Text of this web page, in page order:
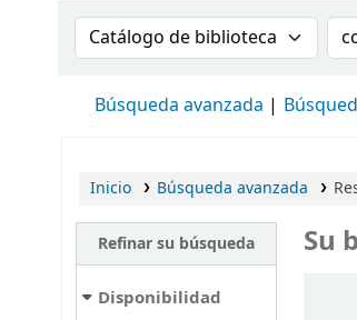
Buscar en el catálogo por:
Búsqueda avanzada
Inicio Búsqueda avanzada
Refinar su búsqueda
Disponibilidad
Su